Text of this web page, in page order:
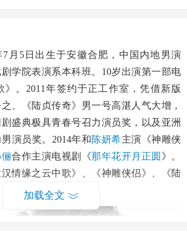
7月5日出生于安徽合肥，中国内地男演
学院表演系本科班。10岁出演第一部电
》。2011年签约于正工作室，凭借新版
之、《陆贞传奇》男一号高湛人气大增，
盛典极具青春号召力演员奖，以及亚洲
演员奖。2014年和陈妍希主演《神雕侠
合作主演电视剧《那年花开月正圆 》。
情缘之云中歌》、《神雕侠侣》、《陆
加载全文